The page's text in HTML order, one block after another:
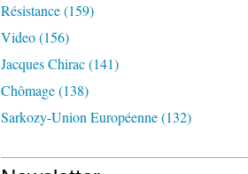
Résistance(159)
Video(156)
Jacques Chirac(141)
Chômage(138)
Sarkozy-Union Européenne(132)